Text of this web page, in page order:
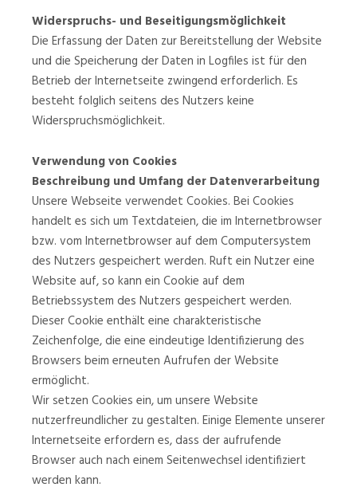
Widerspruchs- und Beseitigungsmöglichkeit
Die Erfassung der Daten zur Bereitstellung der Website
und die Speicherung der Daten in Logfiles ist für den
Betrieb der Internetseite zwingend erforderlich. Es
besteht folglich seitens des Nutzers keine
Widerspruchsmöglichkeit.
Verwendung von Cookies
Beschreibung und Umfang der Datenverarbeitung
Unsere Webseite verwendet Cookies. Bei Cookies
handelt es sich um Textdateien, die im Internetbrowser
bzw. vom Internetbrowser auf dem Computersystem
des Nutzers gespeichert werden. Ruft ein Nutzer eine
Website auf, so kann ein Cookie auf dem
Betriebssystem des Nutzers gespeichert werden.
Dieser Cookie enthält eine charakteristische
Zeichenfolge, die eine eindeutige Identifizierung des
Browsers beim erneuten Aufrufen der Website
ermöglicht.
Wir setzen Cookies ein, um unsere Website
nutzerfreundlicher zu gestalten. Einige Elemente unserer
Internetseite erfordern es, dass der aufrufende
Browser auch nach einem Seitenwechsel identifiziert
werden kann.